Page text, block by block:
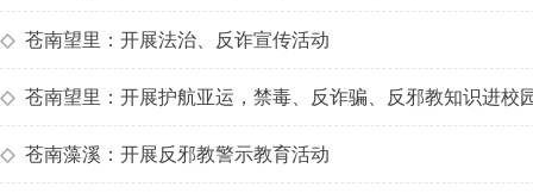
◇ 苍南望里：开展法治、反诈宣传活动
◇ 苍南望里：开展护航亚运，禁毒、反诈骗、反邪教知识进校
◇ 苍南藻溪：开展反邪教警示教育活动